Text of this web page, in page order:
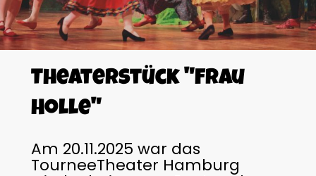
Theaterstück "Frau
Holle"
Am 20.11.2025 war das
TourneeTheater Hamburg